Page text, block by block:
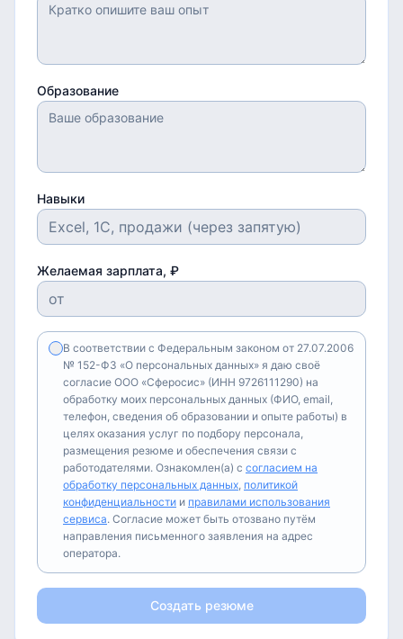
Образование
Навыки
Желаемая зарплата, ₽
В соответствии с Федеральным законом от 27.07.2006
№ 152-ФЗ «О персональных данных» я даю своё
согласие ООО «Сферосис» (ИНН 9726111290) на
обработку моих персональных данных (ФИО, email,
телефон, сведения об образовании и опыте работы) в
целях оказания услуг по подбору персонала,
размещения резюме и обеспечения связи с
работодателями. Ознакомлен(а) с согласием на
обработку персональных данных, политикой
конфиденциальности и правилами использования
сервиса. Согласие может быть отозвано путём
направления письменного заявления на адрес
оператора.
Создать резюме